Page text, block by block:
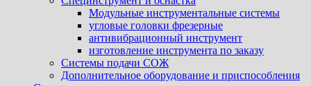
Модульные инструментальные системы
угловые головки фрезерные
антивибрационный инструмент
изготовление инструмента по заказу
Системы подачи СОЖ
Дополнительное оборудование и приспособления